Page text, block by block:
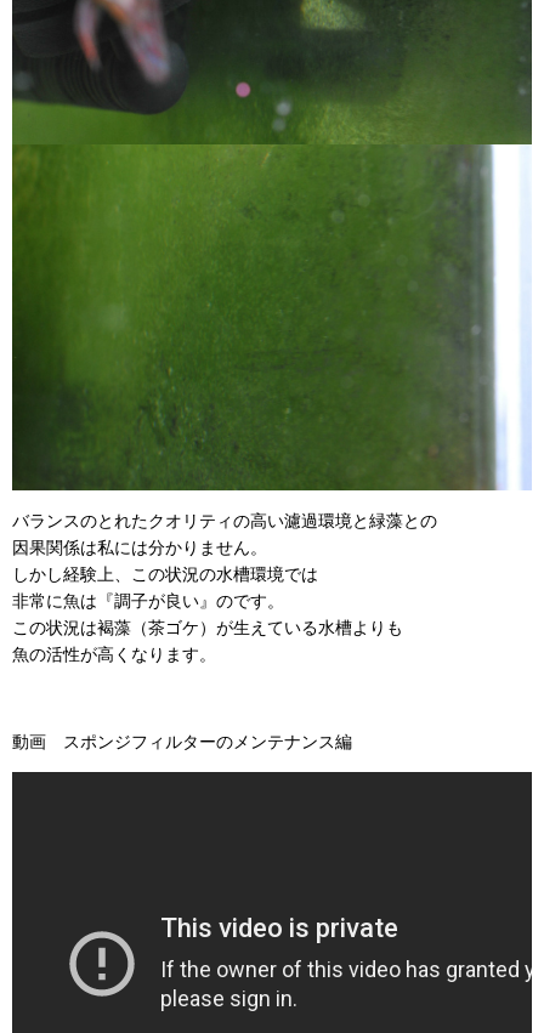
バランスのとれたクオリティの高い濾過環境と緑藻との
因果関係は私には分かりません。
しかし経験上、この状況の水槽環境では
非常に魚は『調子が良い』のです。
この状況は褐藻（茶ゴケ）が生えている水槽よりも
魚の活性が高くなります。
動画 スポンジフィルターのメンテナンス編